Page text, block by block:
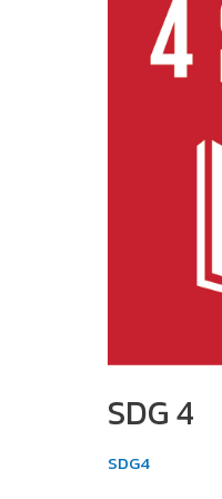
SDG 4
SDG4